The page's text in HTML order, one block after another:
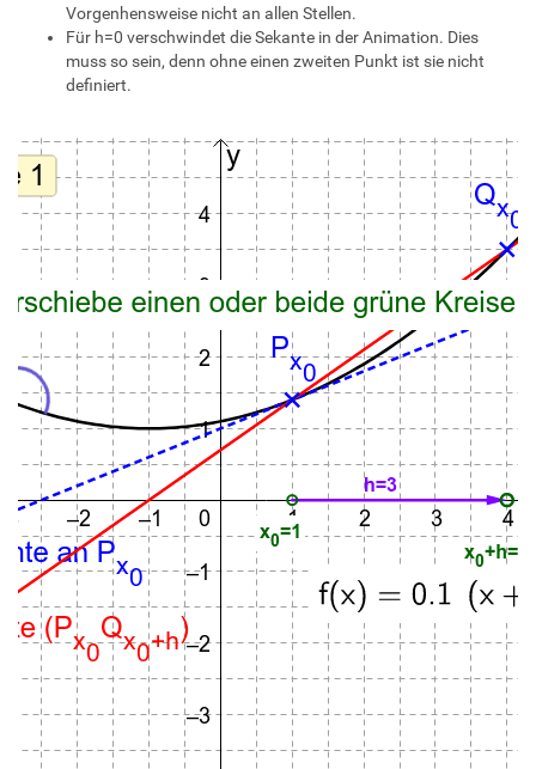
Vorgenhensweise nicht an allen Stellen.
Für h=0 verschwindet die Sekante in der Animation. Dies
muss so sein, denn ohne einen zweiten Punkt ist sie nicht
definiert.